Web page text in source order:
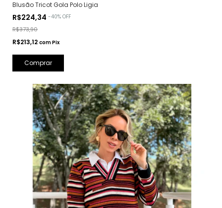
Blusão Tricot Gola Polo Ligia
R$224,34 -40% OFF
R$373,90
R$213,12 comPix
Comprar